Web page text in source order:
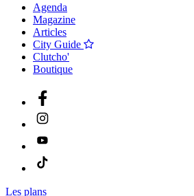
Agenda
Magazine
Articles
City Guide
Clutcho'
Boutique
Les plans